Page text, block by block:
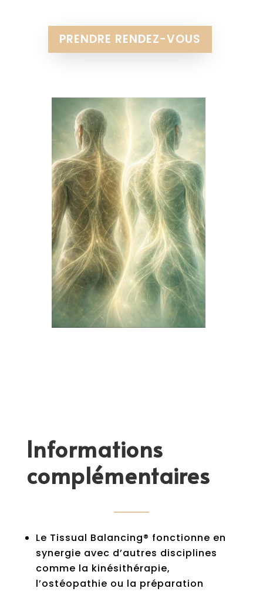
PRENDRE RENDEZ-VOUS
Informations
complémentaires
Le Tissual Balancing® fonctionne en
synergie avec d’autres disciplines
comme la kinésithérapie,
l’ostéopathie ou la préparation